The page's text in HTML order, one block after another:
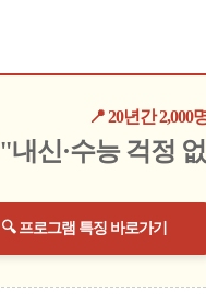
📍 20년간 2,000
"내신·수능 걱정
🔍 프로그램 특징 바로가기